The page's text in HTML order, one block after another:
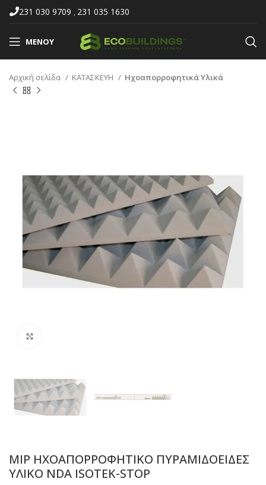
231 030 9709 , 231 035 1630
ΜΕΝΟΎ
Αρχική σελίδα ΚΑΤΑΣΚΕΥΗ Ηχοαπορροφητικά Υλικά
MIP ΗΧΟΑΠΟΡΡΟΦΗΤΙΚΟ ΠΥΡΑΜΙΔΟΕΙΔΕΣ
ΥΛΙΚΟ NDA ISOTEK-STOP